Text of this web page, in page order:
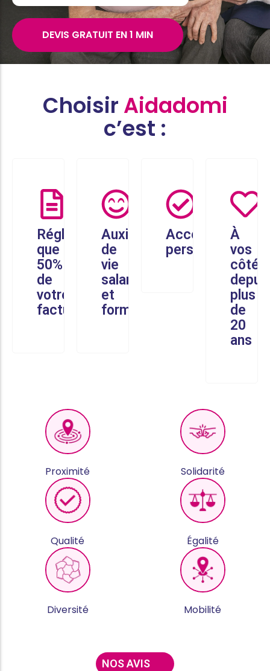
DEVIS GRATUIT EN 1 MIN
Choisir Aidadomi
c’est :
Réglez
que
50%
de
votre
facture
Auxiliaires
de
vie
salariés
et
formés
personnalisé
À
vos
côtés
plus
de
20
ans
Proximité Solidarité
Qualité Égalité
Diversité Mobilité
NOS AVIS